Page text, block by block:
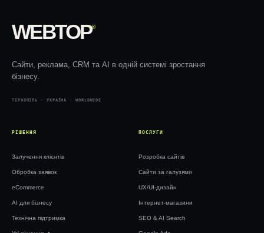
WEBTOP®
Сайти, реклама, CRM та AI в одній системі зростання
бізнесу.
ТЕРНОПІЛЬ · УКРАЇНА · WORLDWIDE
РІШЕННЯ
Залучення клієнтів
Обробка заявок
eCommerce
AI для бізнесу
Технічна підтримка
ПОСЛУГИ
Розробка сайтів
Сайти за галузями
UX/UI-дизайн
Інтернет-магазини
SEO & AI Search